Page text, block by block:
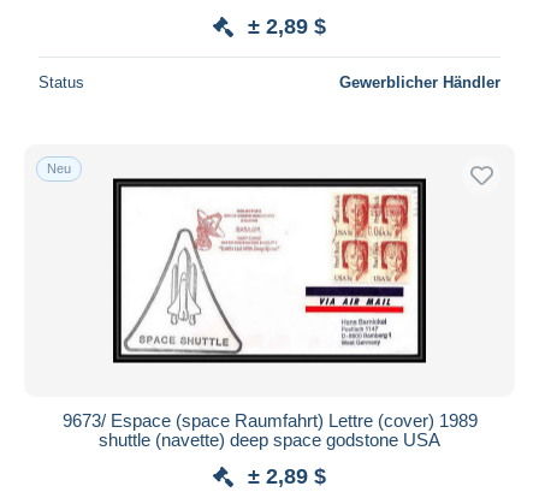
± 2,89 $
Status Gewerblicher Händler
Neu
9673/ Espace (space Raumfahrt) Lettre (cover) 1989
shuttle (navette) deep space godstone USA
± 2,89 $